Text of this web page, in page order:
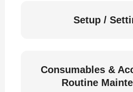
Setup /
Consumables &
Routine